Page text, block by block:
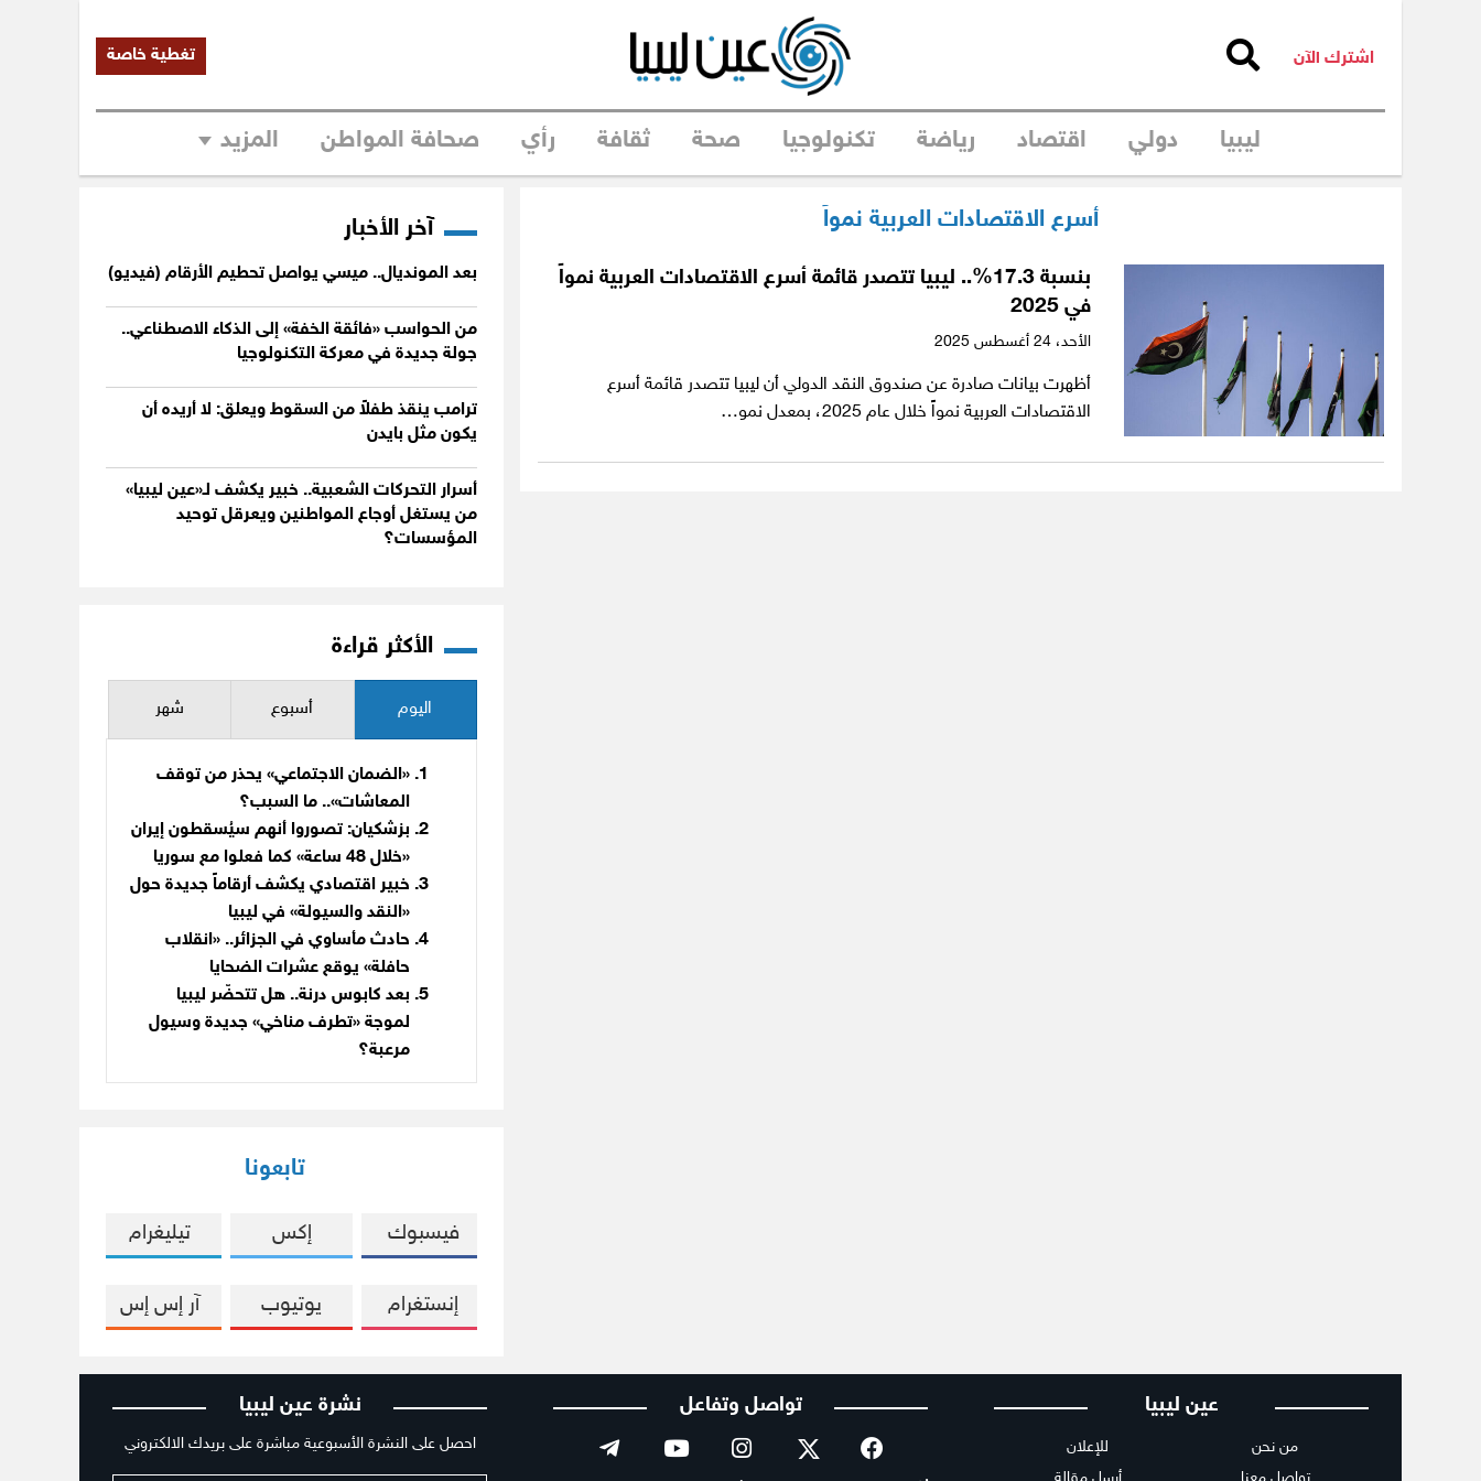
اشترك الآن تغطية خاصة
ليبيا دولي اقتصاد رياضة تكنولوجيا صحة ثقافة رأي صحافة المواطن المزيد
أسرع الاقتصادات العربية نمواً
بنسبة 17.3%.. ليبيا تتصدر قائمة أسرع الاقتصادات العربية نمواً
في 2025
الأحد،
أظهرت بيانات صادرة عن صندوق النقد الدولي أن ليبيا تتصدر قائمة أسرع
الاقتصادات العربية نمواً خلال عام 2025، بمعدل نمو…
آخر الأخبار
بعد المونديال.. ميسي يواصل تحطيم الأرقام (فيديو)
من الحواسب «فائقة الخفة» إلى الذكاء الاصطناعي..
جولة جديدة في معركة التكنولوجيا
ترامب ينقذ طفلاً من السقوط ويعلق: لا أريده أن
يكون مثل بايدن
أسرار التحركات الشعبية.. خبير يكشف لـ«عين ليبيا»
من يستغل أوجاع المواطنين ويعرقل توحيد
المؤسسات؟
الأكثر قراءة
اليوم أسبوع شهر
«الضمان الاجتماعي» يحذر من توقف
المعاشات».. ما السبب؟
بزشكيان: تصوروا أنهم سيُسقطون إيران
«خلال 48 ساعة» كما فعلوا مع سوريا
خبير اقتصادي يكشف أرقاماً جديدة حول
«النقد والسيولة» في ليبيا
حادث مأساوي في الجزائر.. «انقلاب
حافلة» يوقع عشرات الضحايا
بعد كابوس درنة.. هل تتحضّر ليبيا
لموجة «تطرف مناخي» جديدة وسيول
مرعبة؟
تابعونا
فيسبوك إكس تيليغرام
إنستغرام يوتيوب آر إس إس
عين ليبيا
من نحن
للإعلان
تواصل وتفاعل نشرة عين ليبيا
احصل على النشرة الأسبوعية مباشرة على بريدك الالكتروني